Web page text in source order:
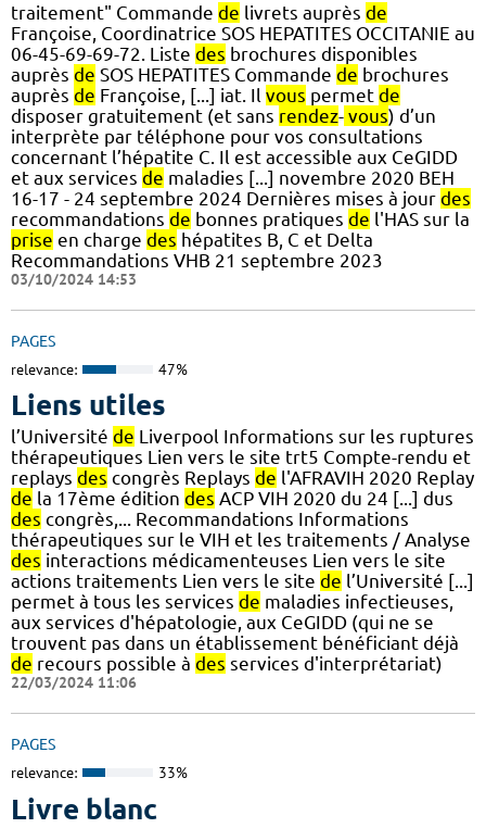
traitement" Commande de livrets auprès de
Françoise, Coordinatrice SOS HEPATITES OCCITANIE au
06-45-69-69-72. Liste des brochures disponibles
auprès de SOS HEPATITES Commande de brochures
auprès de Françoise, [...] iat. Il vous permet de
disposer gratuitement (et sans rendez- vous) d’un
interprète par téléphone pour vos consultations
concernant l’hépatite C. Il est accessible aux CeGIDD
et aux services de maladies [...] novembre 2020 BEH
16-17 - 24 septembre 2024 Dernières mises à jour des
recommandations de bonnes pratiques de l'HAS sur la
prise en charge des hépatites B, C et Delta
Recommandations VHB 21 septembre 2023
03/10/2024 14:53
PAGES
relevance: 47%
Liens utiles
l’Université de Liverpool Informations sur les ruptures
thérapeutiques Lien vers le site trt5 Compte-rendu et
replays des congrès Replays de l'AFRAVIH 2020 Replay
de la 17ème édition des ACP VIH 2020 du 24 [...] dus
des congrès,... Recommandations Informations
thérapeutiques sur le VIH et les traitements / Analyse
des interactions médicamenteuses Lien vers le site
actions traitements Lien vers le site de l’Université [...]
permet à tous les services de maladies infectieuses,
aux services d'hépatologie, aux CeGIDD (qui ne se
trouvent pas dans un établissement bénéficiant déjà
de recours possible à des services d'interprétariat)
22/03/2024 11:06
PAGES
relevance: 33%
Livre blanc